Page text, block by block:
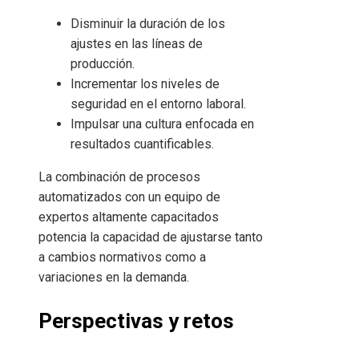
Disminuir la duración de los
ajustes en las líneas de
producción.
Incrementar los niveles de
seguridad en el entorno laboral.
Impulsar una cultura enfocada en
resultados cuantificables.
La combinación de procesos
automatizados con un equipo de
expertos altamente capacitados
potencia la capacidad de ajustarse tanto
a cambios normativos como a
variaciones en la demanda.
Perspectivas y retos